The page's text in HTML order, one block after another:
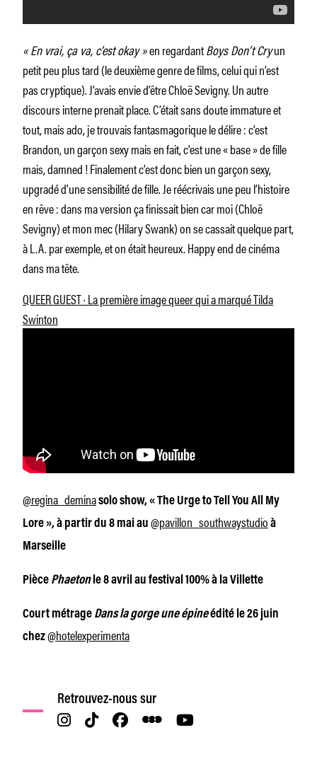
« En vrai, ça va, c’est okay »en regardantBoys Don’t Cryun
petit peu plus tard (le deuxième genre de films, celui qui n’est
pas cryptique). J’avais envie d’être Chloë Sevigny. Un autre
discours interne prenait place. C’était sans doute immature et
tout, mais ado, je trouvais fantasmagorique le délire : c’est
Brandon, un garçon sexy mais en fait, c’est une « base » de fille
mais, damned ! Finalement c’est donc bien un garçon sexy,
upgradé d’une sensibilité de fille. Je réécrivais une peu l’histoire
en rêve : dans ma version ça finissait bien car moi (Chloë
Sevigny) et mon mec (Hilary Swank) on se cassait quelque part,
à L.A. par exemple, et on était heureux. Happy end de cinéma
dans ma tête.
QUEER GUEST · La première image queer qui a marqué Tilda
Swinton
@regina_deminasolo show, « The Urge to Tell You All My
Lore », à partir du 8 mai au @pavillon_southwaystudio à
Marseille
Pièce Phaetonle 8 avril au festival 100% à la Villette
Court métrage Dans la gorge une épineédité le 26 juin
chez@hotelexperimenta
Retrouvez-nous sur